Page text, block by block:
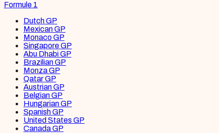
Formule 1
Dutch GP
Mexican GP
Monaco GP
Singapore GP
Abu Dhabi GP
Brazilian GP
Monza GP
Qatar GP
Austrian GP
Belgian GP
Hungarian GP
Spanish GP
United States GP
Canada GP